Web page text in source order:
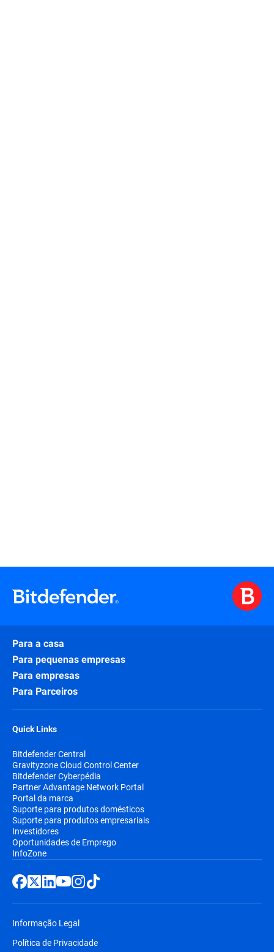
Para a casa
Para pequenas empresas
Para empresas
Para Parceiros
Quick Links
Bitdefender Central
Gravityzone Cloud Control Center
Bitdefender Cyberpédia
Partner Advantage Network Portal
Portal da marca
Suporte para produtos domésticos
Suporte para produtos empresariais
Investidores
Oportunidades de Emprego
InfoZone
Informação Legal
Política de Privacidade